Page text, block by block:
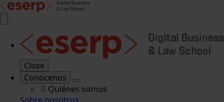
Close
Conócenos
Quiénes somos